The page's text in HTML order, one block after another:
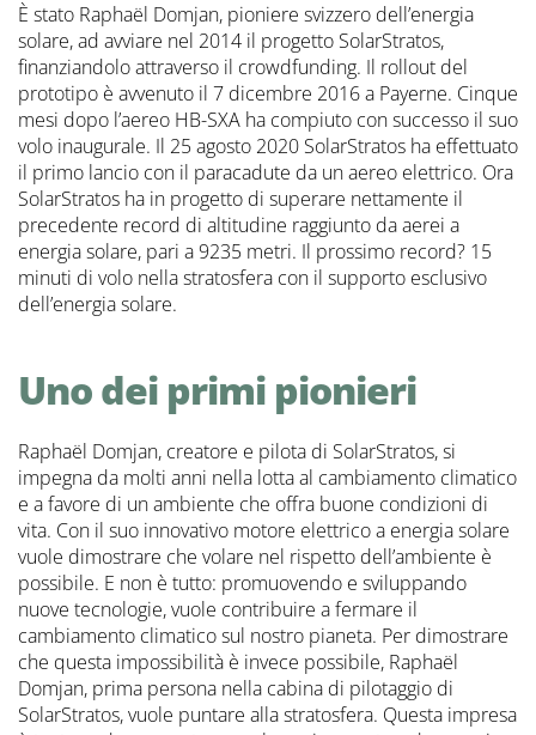
È stato Raphaël Domjan, pioniere svizzero dell’energia
solare, ad avviare nel 2014 il progetto SolarStratos,
finanziandolo attraverso il crowdfunding. Il rollout del
prototipo è avvenuto il 7 dicembre 2016 a Payerne. Cinque
mesi dopo l’aereo HB-SXA ha compiuto con successo il suo
volo inaugurale. Il 25 agosto 2020 SolarStratos ha effettuato
il primo lancio con il paracadute da un aereo elettrico. Ora
SolarStratos ha in progetto di superare nettamente il
precedente record di altitudine raggiunto da aerei a
energia solare, pari a 9235 metri. Il prossimo record? 15
minuti di volo nella stratosfera con il supporto esclusivo
dell’energia solare.
Uno dei primi pionieri
Raphaël Domjan, creatore e pilota di SolarStratos, si
impegna da molti anni nella lotta al cambiamento climatico
e a favore di un ambiente che offra buone condizioni di
vita. Con il suo innovativo motore elettrico a energia solare
vuole dimostrare che volare nel rispetto dell’ambiente è
possibile. E non è tutto: promuovendo e sviluppando
nuove tecnologie, vuole contribuire a fermare il
cambiamento climatico sul nostro pianeta. Per dimostrare
che questa impossibilità è invece possibile, Raphaël
Domjan, prima persona nella cabina di pilotaggio di
SolarStratos, vuole puntare alla stratosfera. Questa impresa